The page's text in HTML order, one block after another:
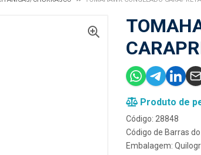
Produto de
Código: 28848
Código de Barras
Embalagem: